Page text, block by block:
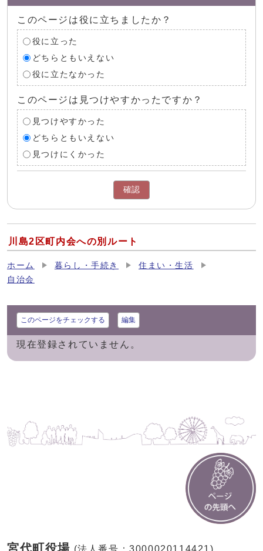
このページは役に立ちましたか？
役に立った
どちらともいえない
役に立たなかった
このページは見つけやすかったですか？
見つけやすかった
どちらともいえない
見つけにくかった
確認
川島2区町内会への別ルート
ホーム 暮らし・手続き
住まい・生活
自治会
このページをチェックする 編集
現在登録されていません。
宮代町役場 (法人番号：3000020114421)